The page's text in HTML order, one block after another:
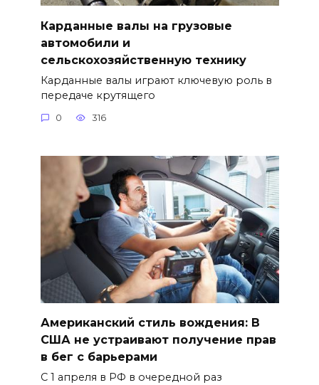
Карданные валы на грузовые
автомобили и
сельскохозяйственную технику
Карданные валы играют ключевую роль в
передаче крутящего
0 316
Американский стиль вождения: В
США не устраивают получение прав
в бег с барьерами
С 1 апреля в РФ в очередной раз